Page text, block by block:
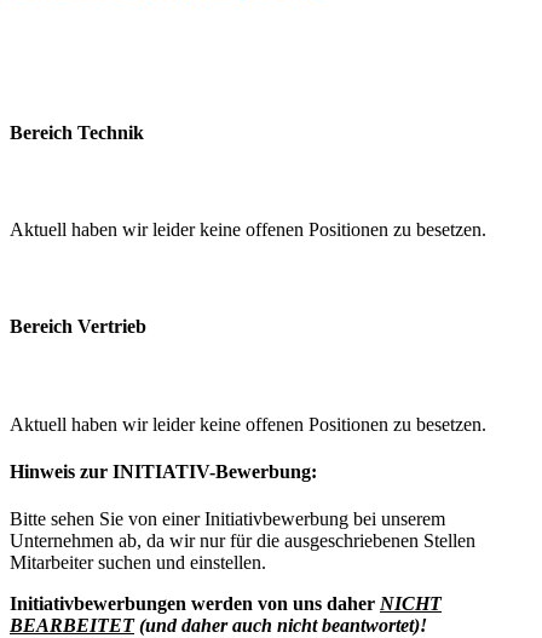
Bereich Technik
Aktuell haben wir leider keine offenen Positionen zu besetzen.
Bereich Vertrieb
Aktuell haben wir leider keine offenen Positionen zu besetzen.
Hinweis zur INITIATIV-Bewerbung:
Bitte sehen Sie von einer Initiativbewerbung bei unserem
Unternehmen ab, da wir nur für die ausgeschriebenen Stellen
Mitarbeiter suchen und einstellen.
Initiativbewerbungen werden von uns daher NICHT
BEARBEITET(und daher auch nicht beantwortet)!